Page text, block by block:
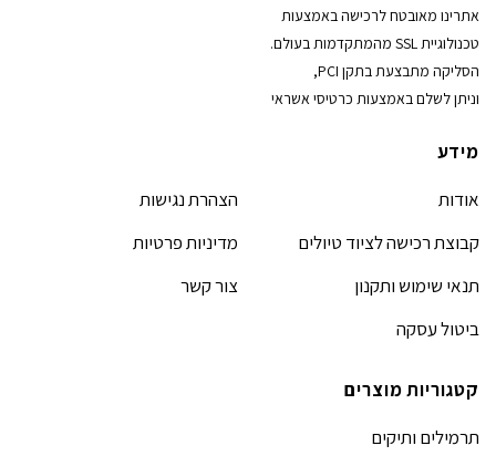
אתרינו מאובטח לרכישה באמצעות
טכנולוגיית SSL מהמתקדמות בעולם.
הסליקה מתבצעת בתקן PCI,
וניתן לשלם באמצעות כרטיסי אשראי
מידע
אודות
קבוצת רכישה לציוד טיולים
תנאי שימוש ותקנון
ביטול עסקה
הצהרת נגישות
מדיניות פרטיות
צור קשר
קטגוריות מוצרים
תרמילים ותיקים